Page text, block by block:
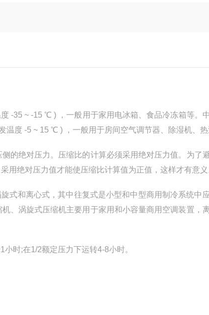
-35 ~ -15 ℃ ) ，一般用于家用电冰箱、食品冷冻箱等。
温度 -5 ~ 15 ℃ ) ，一般用于房间空气调节器、除湿机、
的绝对压力。压缩比的计算必须采用绝对压力值。为了
用绝对压力值才能使压缩比计算值为正值，这样才有意
式和离心式，其中往复式是小型和中型商用制冷系统中
、涡旋式压缩机主要用于家用和小容量商用空调装置，
时;在1/2额定压力下运转4-8小时。